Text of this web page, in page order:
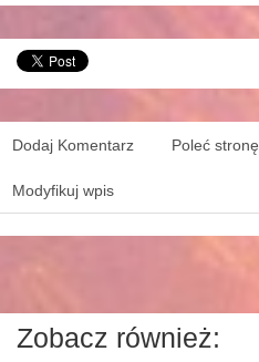
Dodaj Komentarz Poleć stronę
Modyfikuj wpis
Zobacz również: